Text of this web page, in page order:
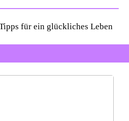
für ein glückliches Leben